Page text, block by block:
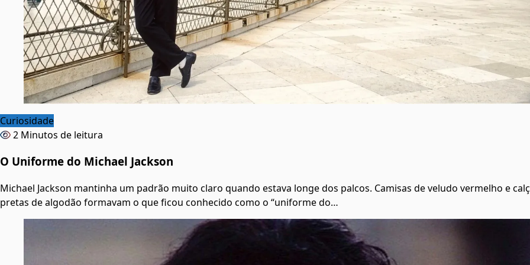
Curiosidade
2 Minutos de leitura
O Uniforme do Michael Jackson
Michael Jackson mantinha um padrão muito claro quando estava longe dos palcos. Camisas de veludo vermelho e
pretas de algodão formavam o que ficou conhecido como o “uniforme do…